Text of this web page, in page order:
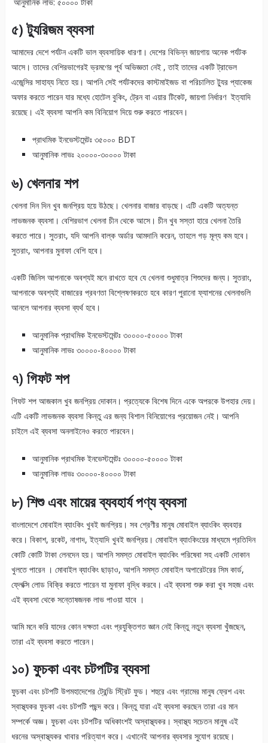
৫) ট্যুরিজম ব্যবসা
আমাদের দেশে পর্যটন একটি ভাল ব্যবসায়িক ধারণা। দেশের বিভিন্ন জায়গায় অনেক পর্যটক
আসে। তাদের বেশিরভাগেরই ভ্রমণের পূর্ব অভিজ্ঞতা নেই , তাই তাদের একটি ট্রাভেল
এজেন্সির সাহায্য নিতে হয়। আপনি সেই পর্যটকদের কাস্টমাইজড বা পরিচালিত ট্যুর প্যাকেজ
অফার করতে পারেন যার মধ্যে হোটেল বুকিং, ট্রেন বা এয়ার টিকেট, জায়গা নির্ধারণ ইত্যাদি
রয়েছে। এই ব্যবসা আপনি কম বিনিয়োগ দিয়ে শুরু করতে পারবেন।
প্রাথমিক ইনভেস্টমেন্টঃ ৩৫০০০ BDT
আনুমানিক লাভঃ ২০০০০-৩০০০০ টাকা
৬) খেলনার শপ
খেলনা দিন দিন খুব জনপ্রিয় হয়ে উঠছে। খেলনার বাজার বাড়ছে। এটি একটি অত্যন্ত
লাভজনক ব্যবসা। বেশিরভাগ খেলনা চীন থেকে আসে। চীন খুব সস্তা হারে খেলনা তৈরি
করতে পারে। সুতরাং, যদি আপনি বাল্ক অর্ডার আমদানি করেন, তাহলে গড় মূল্য কম হবে।
সুতরাং, আপনার মুনাফা বেশি হবে।
একটি জিনিস আপনাকে অবশ্যই মনে রাখতে হবে যে খেলনা শুধুমাত্র শিশুদের জন্য। সুতরাং,
আপনাকে অবশ্যই বাজারের প্রবণতা বিশ্লেষণকরতে হবে কারণ পুরানো ফ্যাশনের খেলনাগুলি
আনলে আপনার ব্যবসা ব্যর্থ হবে।
আনুমানিক প্রাথমিক ইনভেস্টমেন্টঃ ৩০০০০-৫০০০০ টাকা
আনুমানিক লাভঃ ৩০০০০-৪০০০০ টাকা
৭) গিফট শপ
গিফট শপ আজকাল খুব জনপ্রিয় দোকান। প্রত্যেকে বিশেষ দিনে একে অপরকে উপহার দেয়।
এটি একটি লাভজনক ব্যবসা কিন্তু এর জন্য বিশাল বিনিয়োগের প্রয়োজন নেই। আপনি
চাইলে এই ব্যবসা অনলাইনেও করতে পারবেন।
আনুমানিক প্রাথমিক ইনভেস্টমেন্টঃ ৩০০০০-৫০০০০ টাকা
আনুমানিক লাভঃ ৩০০০০-৪০০০০ টাকা
৮) শিশু এবং মায়ের ব্যবহার্য পণ্য ব্যবসা
বাংলাদেশে মোবাইল ব্যাংকিং খুবই জনপ্রিয়। সব শ্রেণীর মানুষ মোবাইল ব্যাংকিং ব্যবহার
করে। বিকাশ, রকেট, নাগাদ, ইত্যাদি খুবই জনপ্রিয়। মোবাইল ব্যাংকিংয়ের মাধ্যমে প্রতিদিন
কোটি কোটি টাকা লেনদেন হয়। আপনি সমস্ত মোবাইল ব্যাংকিং পরিষেবা সহ একটি দোকান
খুলতে পারেন । মোবাইল ব্যাংকিং ছাড়াও, আপনি সমস্ত মোবাইল অপারেটরের সিম কার্ড,
ফ্লেক্সি লোড বিক্রি করতে পারেন যা মুনাফা বৃদ্ধি করবে। এই ব্যবসা শুরু করা খুব সহজ এবং
এই ব্যবসা থেকে সন্তোষজনক লাভ পাওয়া যাবে ।
আমি মনে করি যাদের কোন দক্ষতা এবং প্রযুক্তিগত জ্ঞান নেই কিন্তু নতুন ব্যবসা খুঁজছেন,
তারা এই ব্যবসা করতে পারেন।
১০) ফুচকা এবংচটপটির ব্যবসা
ফুচকা এবং চটপটি উপমহাদেশের ট্রেন্ডি স্ট্রিট ফুড। শহুরে এবং গ্রামের মানুষ ফ্রেশ এবং
স্বাস্থ্যকর ফুচকা এবং চটপটি পছন্দ করে। কিন্তু যারা এই ব্যবসা করছেন তারা এর মান
সম্পর্কে অজ্ঞ। ফুচকা এবং চটপটির অধিকাংশই অস্বাস্থ্যকর। স্বাস্থ্য সচেতন মানুষ এই
ধরনের অস্বাস্থ্যকর খাবার পরিত্যাগ করে। এখানেই আপনার ব্যবসার সুযোগ রয়েছে।